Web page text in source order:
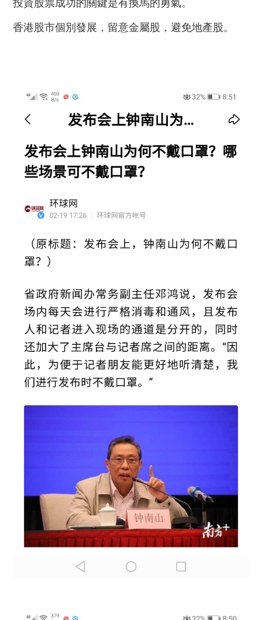
香港股市個別發展，留意金屬股，避免地產股。